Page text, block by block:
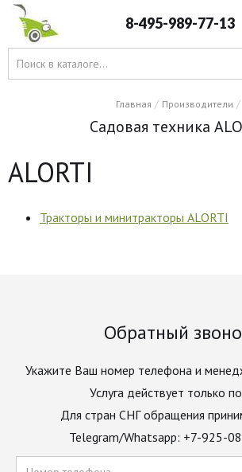
8-495-989-77-13
Главная / Производители /
Садовая техника
ALORTI
Тракторы и минитракторы ALORTI
Обратный
Укажите Ваш номер телефона и
Услуга действует только
Для стран СНГ обращения
Telegram/Whatsapp: +7-925-